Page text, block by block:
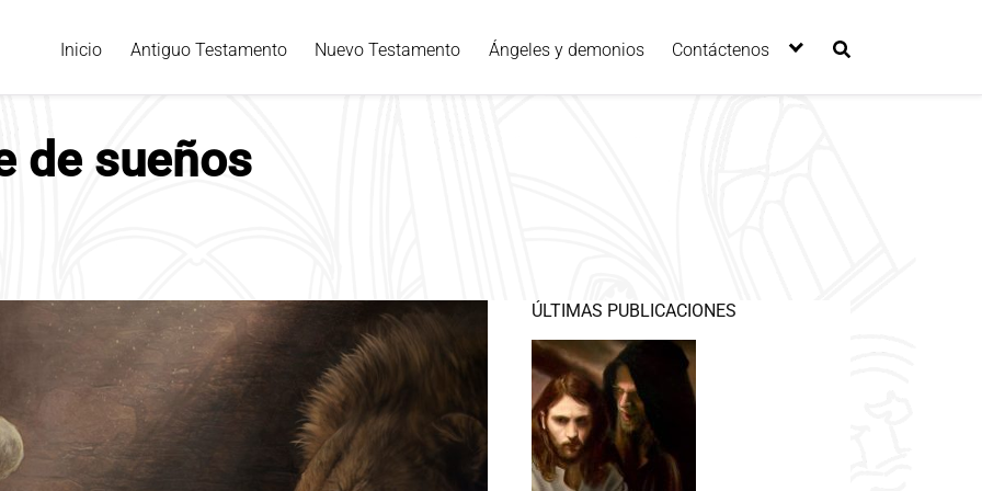
Inicio Antiguo Testamento Nuevo Testamento Ángeles y demonios Contáctenos
de sueños
ÚLTIMAS PUBLICACIONES